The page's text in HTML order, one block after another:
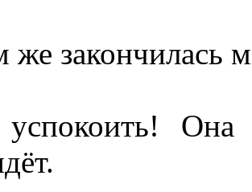
закончилась
Она